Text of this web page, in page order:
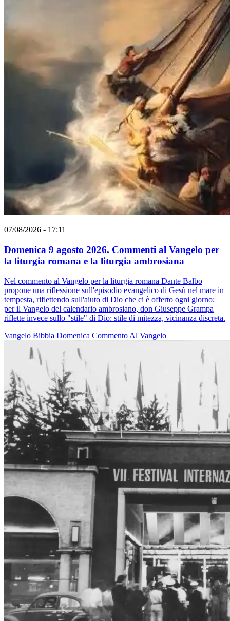
07/08/2026 - 17:11
Domenica 9 agosto 2026. Commenti al Vangelo per
la liturgia romana e la liturgia ambrosiana
Nel commento al Vangelo per la liturgia romana Dante Balbo
propone una riflessione sull'episodio evangelico di Gesù nel mare in
tempesta, riflettendo sull'aiuto di Dio che ci è offerto ogni giorno;
per il Vangelo del calendario ambrosiano, don Giuseppe Grampa
riflette invece sullo "stile" di Dio: stile di mitezza, vicinanza discreta.
Vangelo Bibbia Domenica Commento Al Vangelo